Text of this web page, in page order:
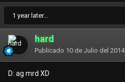
1 year later...
hard
Publicado 10 de Julio del 2014
D: ag mrd XD